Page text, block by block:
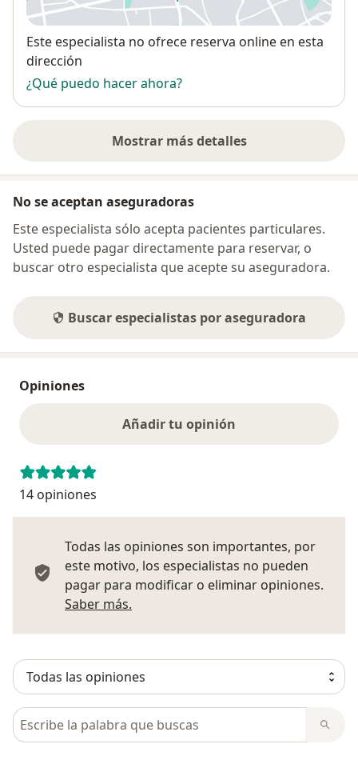
Disponibilidad
Este especialista no ofrece reserva online en esta
dirección
¿Qué puedo hacer ahora?
Mostrar más detalles
sobre la dirección
No se aceptan aseguradoras
Este especialista sólo acepta pacientes particulares.
Usted puede pagar directamente para reservar, o
buscar otro especialista que acepte su aseguradora.
Buscar especialistas por aseguradora
Opiniones
Añadir tu opinión
14 opiniones
Todas las opiniones son importantes, por
este motivo, los especialistas no pueden
pagar para modificar o eliminar opiniones.
Saber más.
Busca en opiniones